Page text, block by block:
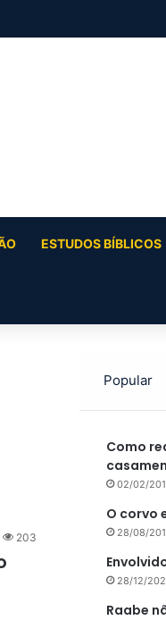
ESTUDOS BÍBLICOS
203
Popular
Como
02/02/
O corvo
28/08/
28/12/
Raabe